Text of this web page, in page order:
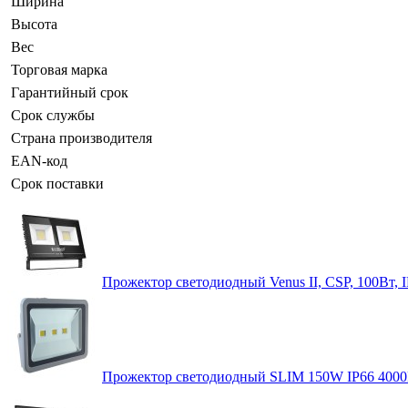
Высота
Вес
Торговая марка
Гарантийный срок
Срок службы
Страна производителя
EAN-код
Срок поставки
Прожектор светодиодный Venus II, CSP, 100Вт,
Прожектор светодиодный SLIM 150W IP66